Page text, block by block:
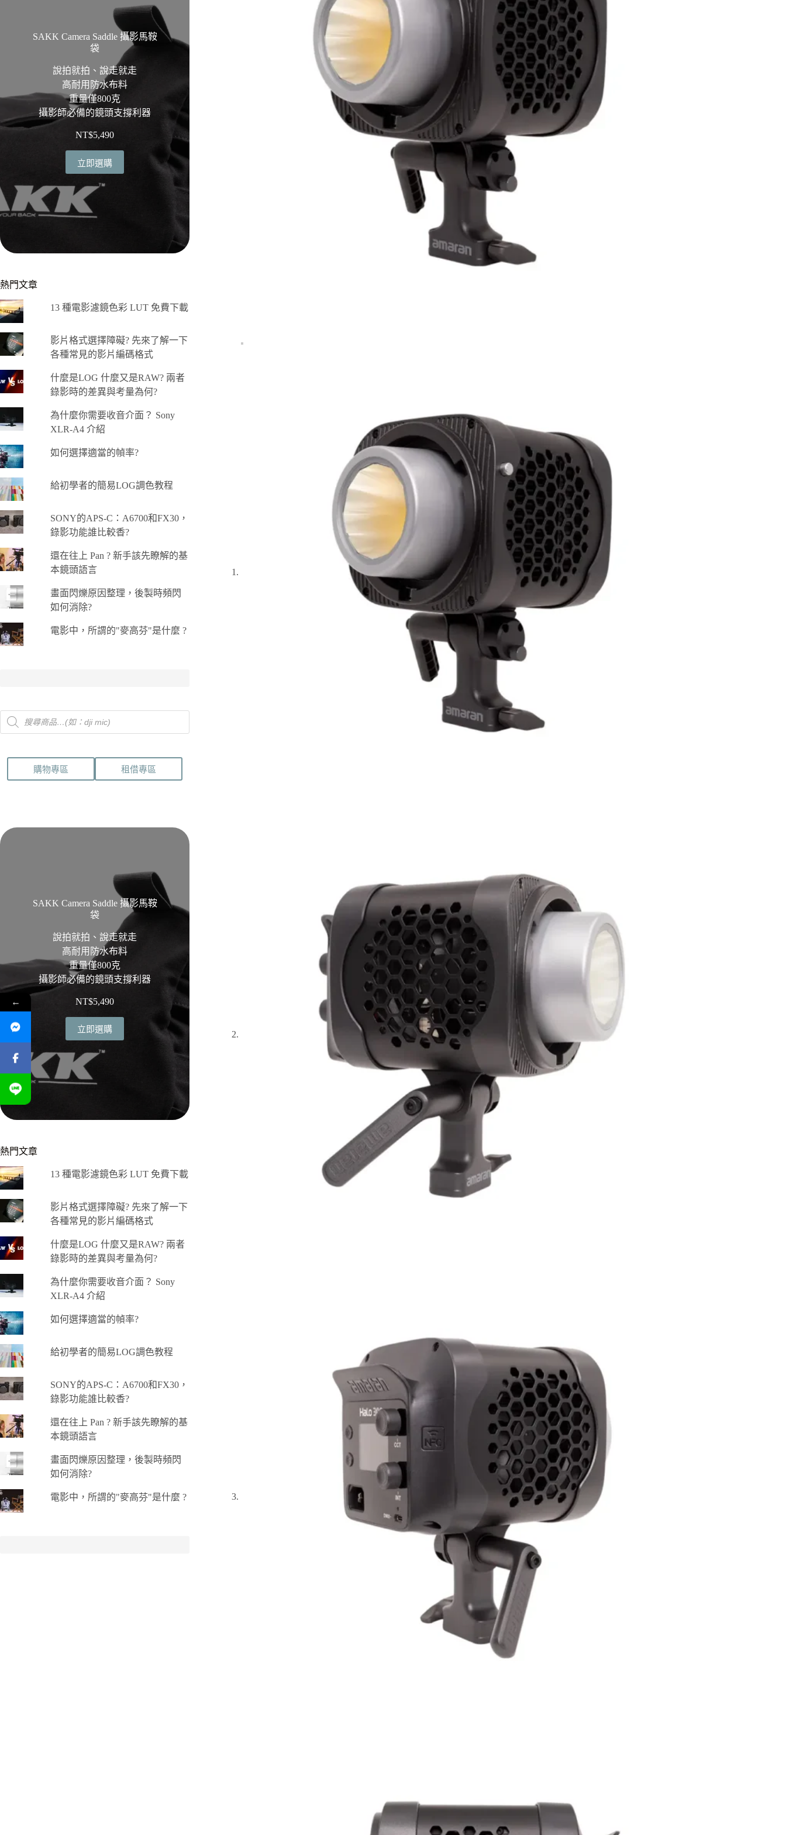
SAKK Camera Saddle 攝影馬鞍
袋
說拍就拍、說走就走
高耐用防水布料
重量僅800克
攝影師必備的鏡頭支撐利器
NT$5,490
立即選購
熱門文章
13 種電影濾鏡色彩 LUT 免費下載
影片格式選擇障礙? 先來了解一下
各種常見的影片編碼格式
什麼是LOG 什麼又是RAW? 兩者
錄影時的差異與考量為何?
為什麼你需要收音介面？ Sony
XLR-A4 介紹
如何選擇適當的幀率?
給初學者的簡易LOG調色教程
SONY的APS-C：A6700和FX30，
錄影功能誰比較香?
還在往上 Pan ? 新手該先瞭解的基
本鏡頭語言
畫面閃爍原因整理，後製時頻閃
如何消除?
電影中，所謂的"麥高芬"是什麼 ?
Products
search
購物專區 租借專區
SAKK Camera Saddle 攝影馬鞍
袋
說拍就拍、說走就走
高耐用防水布料
重量僅800克
攝影師必備的鏡頭支撐利器
NT$5,490
立即選購
熱門文章
13 種電影濾鏡色彩 LUT 免費下載
影片格式選擇障礙? 先來了解一下
各種常見的影片編碼格式
什麼是LOG 什麼又是RAW? 兩者
錄影時的差異與考量為何?
為什麼你需要收音介面？ Sony
XLR-A4 介紹
如何選擇適當的幀率?
給初學者的簡易LOG調色教程
SONY的APS-C：A6700和FX30，
錄影功能誰比較香?
還在往上 Pan ? 新手該先瞭解的基
本鏡頭語言
畫面閃爍原因整理，後製時頻閃
如何消除?
電影中，所謂的"麥高芬"是什麼 ?
←